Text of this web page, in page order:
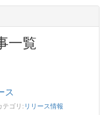
一覧
ス
テゴリ: リリース情報